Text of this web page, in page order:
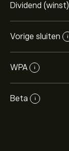
Dividend (winst)
Vorige sluiten i
WPA i
Beta i